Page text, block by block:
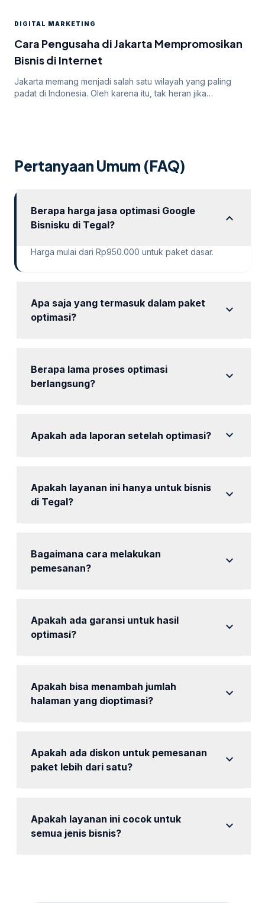
menghadapi tantangan dalam mendapatkan persetujuan
iklan mereka. Dalam artikel ini, kita akan membahas
mengapa […]
DIGITAL MARKETING
Cara Pengusaha di Jakarta Mempromosikan
Bisnis di Internet
Jakarta memang menjadi salah satu wilayah yang paling
padat di Indonesia. Oleh karena itu, tak heran jika
cukup? Atau […]
Pertanyaan Umum (FAQ)
Berapa harga jasa optimasi Google
Bisnisku di Tegal?
expand_more
Harga mulai dari Rp950.000 untuk paket dasar.
Apa saja yang termasuk dalam paket
optimasi?
expand_more
Berapa lama proses optimasi
berlangsung?
expand_more
Apakah ada laporan setelah optimasi? expand_more
Apakah layanan ini hanya untuk bisnis
di Tegal?
expand_more
Bagaimana cara melakukan
pemesanan?
expand_more
Apakah ada garansi untuk hasil
optimasi?
expand_more
Apakah bisa menambah jumlah
halaman yang dioptimasi?
expand_more
Apakah ada diskon untuk pemesanan
paket lebih dari satu?
expand_more
Apakah layanan ini cocok untuk
semua jenis bisnis?
expand_more